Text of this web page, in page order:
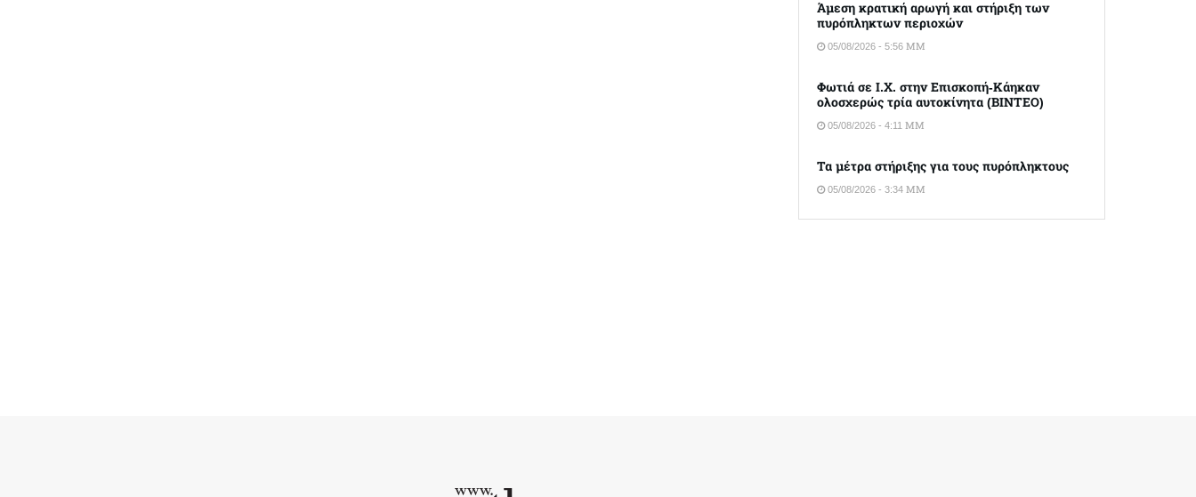
Άμεση κρατική αρωγή και στήριξη των
πυρόπληκτων περιοχών
05/08/2026 - 5:56 ΜΜ
Φωτιά σε Ι.Χ. στην Επισκοπή-Κάηκαν
ολοσχερώς τρία αυτοκίνητα (ΒΙΝΤΕΟ)
05/08/2026 - 4:11 ΜΜ
Τα μέτρα στήριξης για τους πυρόπληκτους
05/08/2026 - 3:34 ΜΜ